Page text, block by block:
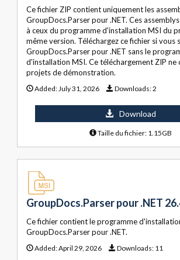
Ce fichier ZIP contient uniquement les
GroupDocs.Parser pour .NET. Ces
à ceux du programme d'installation MSI du
même version. Téléchargez ce fichier si vous
GroupDocs.Parser pour .NET sans le
d'installation MSI. Ce téléchargement ZIP ne
projets de démonstration.
Added: July 31, 2026 Downloads:2
Download
Taille du fichier: 1.15GB
GroupDocs.Parser pour .NET
Ce fichier contient le programme
GroupDocs.Parser pour .NET.
Added:April 29, 2026 Downloads: 11